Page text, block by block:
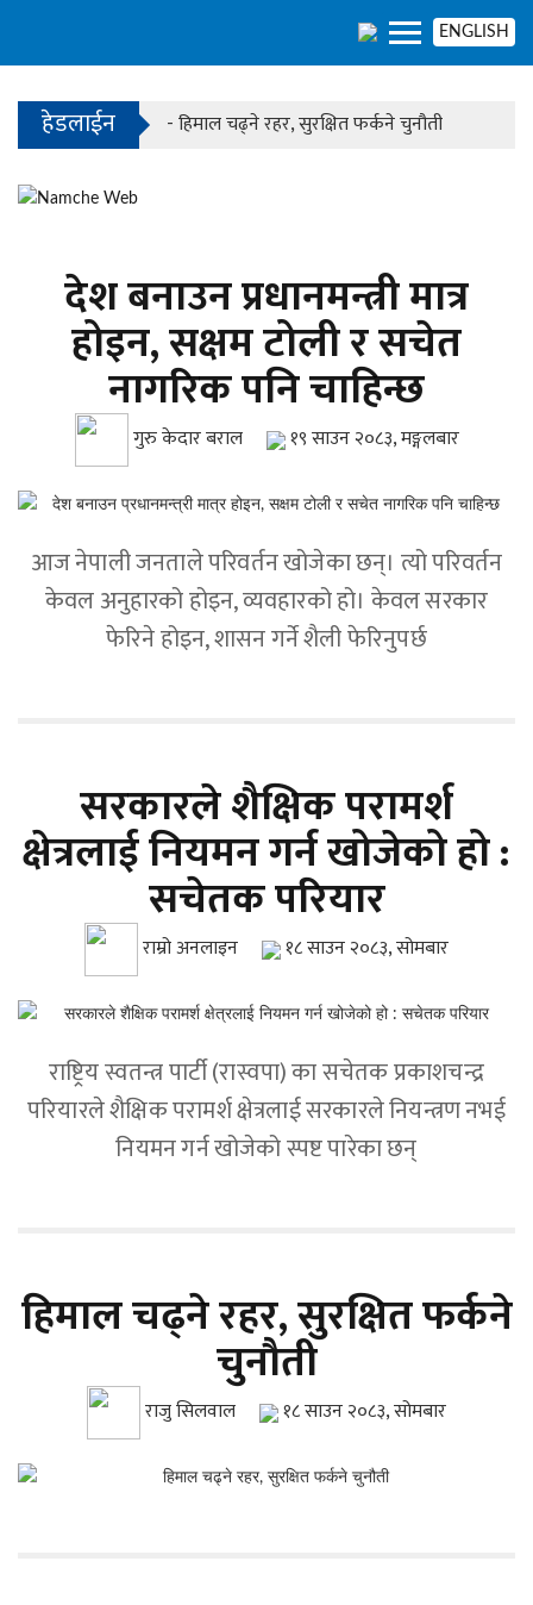
ENGLISH
हेडलाईन
- हिमाल चढ्ने रहर, सुरक्षित फर्कने चुनौती
देश बनाउन प्रधानमन्त्री मात्र
होइन, सक्षम टोली र सचेत
नागरिक पनि चाहिन्छ
गुरु केदार बराल १९ साउन २०८३, मङ्गलबार
आज नेपाली जनताले परिवर्तन खोजेका छन्। त्यो परिवर्तन
केवल अनुहारको होइन, व्यवहारको हो। केवल सरकार
फेरिने होइन, शासन गर्ने शैली फेरिनुपर्छ
सरकारले शैक्षिक परामर्श
क्षेत्रलाई नियमन गर्न खोजेको हो :
सचेतक परियार
राम्रो अनलाइन १८ साउन २०८३, सोमबार
राष्ट्रिय स्वतन्त्र पार्टी (रास्वपा) का सचेतक प्रकाशचन्द्र
परियारले शैक्षिक परामर्श क्षेत्रलाई सरकारले नियन्त्रण नभई
नियमन गर्न खोजेको स्पष्ट पारेका छन्
हिमाल चढ्ने रहर, सुरक्षित फर्कने
चुनौती
राजु सिलवाल १८ साउन २०८३, सोमबार